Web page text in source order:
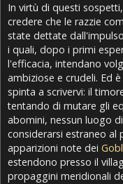
In virtù di questi
credere che le razzie
state dettate
i quali, dopo i primi
l'efficacia, intendano
ambiziose e crudeli. Ed
spinta a scrivervi: il
tentando di mutare gli
abomini, nessun luogo
considerarsi estraneo al
apparizioni note dei
estendono presso il
propaggini meridionali